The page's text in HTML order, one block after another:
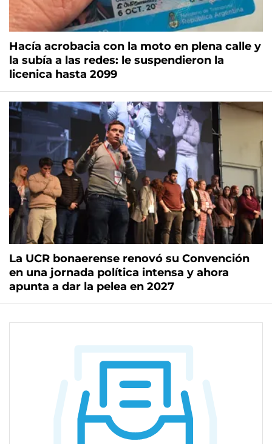
Hacía acrobacia con la moto en plena calle y
la subía a las redes: le suspendieron la
licenica hasta 2099
La UCR bonaerense renovó su Convención
en una jornada política intensa y ahora
apunta a dar la pelea en 2027